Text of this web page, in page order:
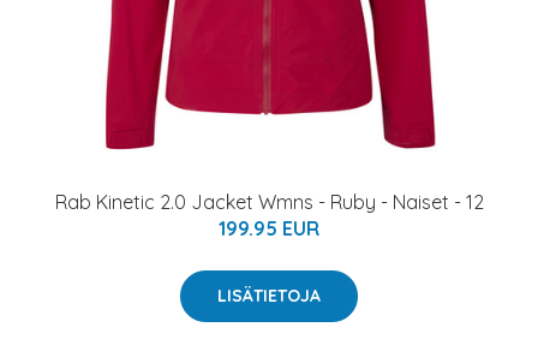
Rab Kinetic 2.0 Jacket Wmns - Ruby - Naiset - 12
199.95 EUR
LISÄTIETOJA